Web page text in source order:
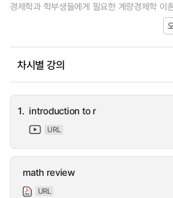
경제학과 학부생들에게 필요한 계량경제학 이
차시별 강의
1. introduction to r
URL
math review
URL